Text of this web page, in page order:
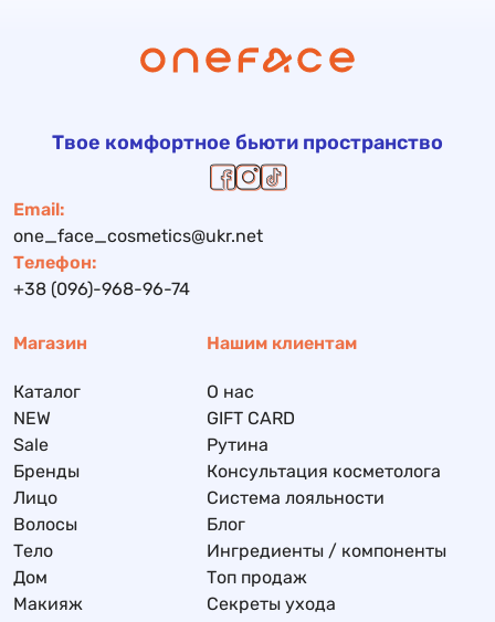
Твое комфортное бьюти пространство
Email:
one_face_cosmetics@ukr.net
Телефон:
+38 (096)-968-96-74
Магазин
Каталог
NEW
Sale
Бренды
Лицо
Волосы
Тело
Дом
Макияж
Нашим клиентам
О нас
GIFT CARD
Рутина
Консультация косметолога
Система лояльности
Блог
Ингредиенты / компоненты
Топ продаж
Секреты ухода